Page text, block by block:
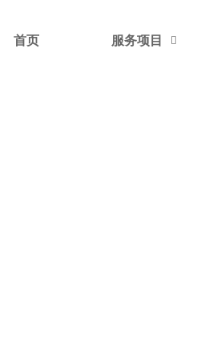
首页 服务项目 